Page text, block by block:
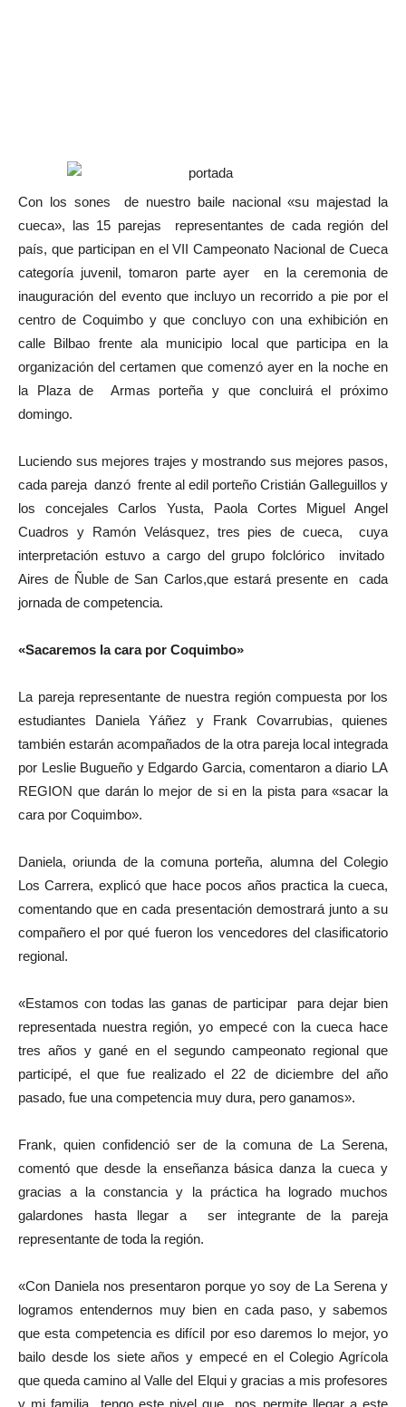
Con los sones de nuestro baile nacional «su majestad la
cueca», las 15 parejas representantes de cada región del
país, que participan en el VII Campeonato Nacional de Cueca
categoría juvenil, tomaron parte ayer en la ceremonia de
inauguración del evento que incluyo un recorrido a pie por el
centro de Coquimbo y que concluyo con una exhibición en
calle Bilbao frente ala municipio local que participa en la
organización del certamen que comenzó ayer en la noche en
la Plaza de Armas porteña y que concluirá el próximo
domingo.
Luciendo sus mejores trajes y mostrando sus mejores pasos,
cada pareja danzó frente al edil porteño Cristián Galleguillos y
los concejales Carlos Yusta, Paola Cortes Miguel Angel
Cuadros y Ramón Velásquez, tres pies de cueca, cuya
interpretación estuvo a cargo del grupo folclórico invitado
Aires de Ñuble de San Carlos,que estará presente en cada
jornada de competencia.
«Sacaremos la cara por Coquimbo»
La pareja representante de nuestra región compuesta por los
estudiantes Daniela Yáñez y Frank Covarrubias, quienes
también estarán acompañados de la otra pareja local integrada
por Leslie Bugueño y Edgardo Garcia, comentaron a diario LA
REGION que darán lo mejor de si en la pista para «sacar la
cara por Coquimbo».
Daniela, oriunda de la comuna porteña, alumna del Colegio
Los Carrera, explicó que hace pocos años practica la cueca,
comentando que en cada presentación demostrará junto a su
compañero el por qué fueron los vencedores del clasificatorio
regional.
«Estamos con todas las ganas de participar para dejar bien
representada nuestra región, yo empecé con la cueca hace
tres años y gané en el segundo campeonato regional que
participé, el que fue realizado el 22 de diciembre del año
pasado, fue una competencia muy dura, pero ganamos».
Frank, quien confidenció ser de la comuna de La Serena,
comentó que desde la enseñanza básica danza la cueca y
gracias a la constancia y la práctica ha logrado muchos
galardones hasta llegar a ser integrante de la pareja
representante de toda la región.
«Con Daniela nos presentaron porque yo soy de La Serena y
logramos entendernos muy bien en cada paso, y sabemos
que esta competencia es difícil por eso daremos lo mejor, yo
bailo desde los siete años y empecé en el Colegio Agrícola
que queda camino al Valle del Elqui y gracias a mis profesores
y mi familia tengo este nivel que nos permite llegar a este